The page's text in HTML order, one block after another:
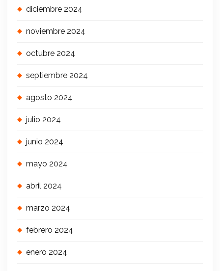
diciembre 2024
noviembre 2024
octubre 2024
septiembre 2024
agosto 2024
julio 2024
junio 2024
mayo 2024
abril 2024
marzo 2024
febrero 2024
enero 2024